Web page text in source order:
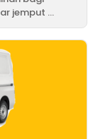
jemput ...